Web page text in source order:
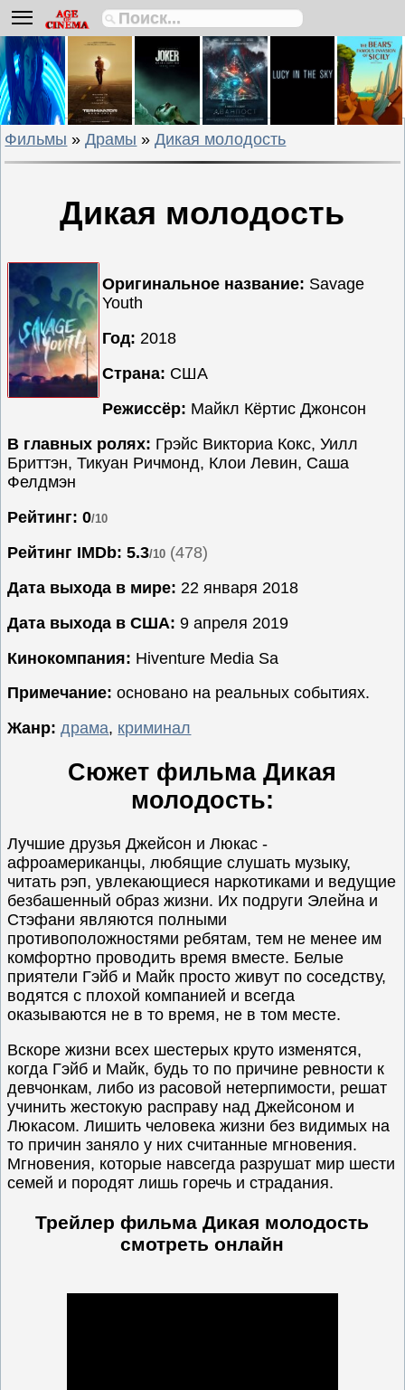
Биографии
Боевики
Вестерны
Военные
Детективы
Драмы
Комедии
Мелодрамы
Мультфильмы
Мюзиклы
Приключения
Русские
Сериалы
Спорт
Триллеры
Фэнтези
Ожидаемые
кино
Фильмы »Драмы »Дикая молодость
Дикая молодость
Оригинальное название: Savage
Youth
Год: 2018
Страна: США
Режиссёр: Майкл Кёртис Джонсон
В главных ролях: Грэйс Викториа Кокс, Уилл
Бриттэн, Тикуан Ричмонд, Клои Левин, Саша
Фелдмэн
Рейтинг: 0/10
Рейтинг IMDb: 5.3/10 (478)
Дата выхода в мире: 22 января 2018
Дата выхода в США: 9 апреля 2019
Кинокомпания: Hiventure Media Sa
Примечание: основано на реальных событиях.
Жанр: драма, криминал
Сюжет фильма Дикая
молодость:
Лучшие друзья Джейсон и Люкас -
афроамериканцы, любящие слушать музыку,
читать рэп, увлекающиеся наркотиками и ведущие
безбашенный образ жизни. Их подруги Элейна и
Стэфани являются полными
противоположностями ребятам, тем не менее им
комфортно проводить время вместе. Белые
приятели Гэйб и Майк просто живут по соседству,
водятся с плохой компанией и всегда
оказываются не в то время, не в том месте.
Вскоре жизни всех шестерых круто изменятся,
когда Гэйб и Майк, будь то по причине ревности к
девчонкам, либо из расовой нетерпимости, решат
учинить жестокую расправу над Джейсоном и
Люкасом. Лишить человека жизни без видимых на
то причин заняло у них считанные мгновения.
Мгновения, которые навсегда разрушат мир шести
семей и породят лишь горечь и страдания.
Трейлер фильма Дикая молодость
смотреть онлайн